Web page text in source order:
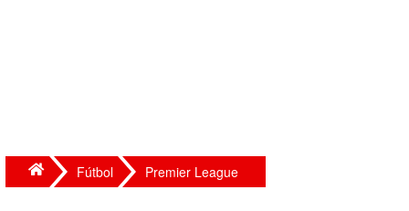
Fútbol Premier League